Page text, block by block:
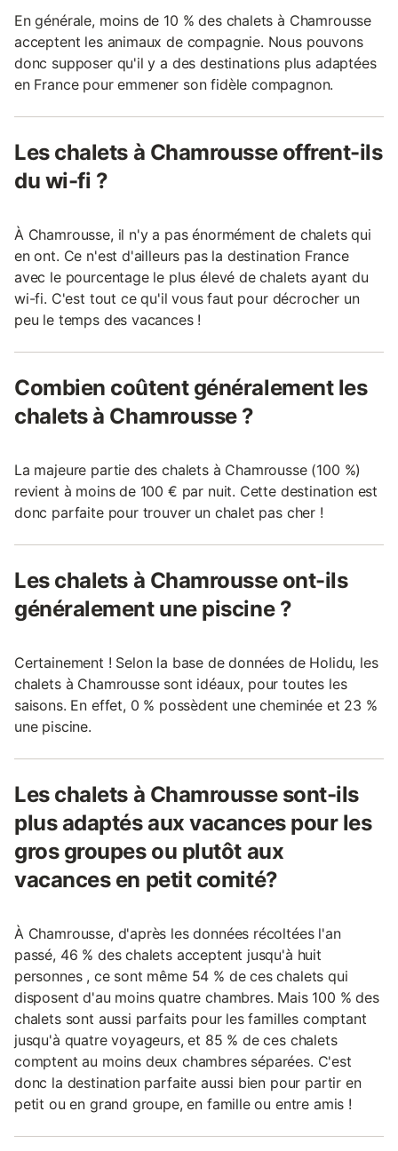
En générale, moins de 10 % des chalets à Chamrousse
acceptent les animaux de compagnie. Nous pouvons
donc supposer qu'il y a des destinations plus adaptées
en France pour emmener son fidèle compagnon.
Les chalets à Chamrousse offrent-ils
du wi-fi ?
À Chamrousse, il n'y a pas énormément de chalets qui
en ont. Ce n'est d'ailleurs pas la destination France
avec le pourcentage le plus élevé de chalets ayant du
wi-fi. C'est tout ce qu'il vous faut pour décrocher un
peu le temps des vacances !
Combien coûtent généralement les
chalets à Chamrousse ?
La majeure partie des chalets à Chamrousse (100 %)
revient à moins de 100 € par nuit. Cette destination est
donc parfaite pour trouver un chalet pas cher !
Les chalets à Chamrousse ont-ils
généralement une piscine ?
Certainement ! Selon la base de données de Holidu, les
chalets à Chamrousse sont idéaux, pour toutes les
saisons. En effet, 0 % possèdent une cheminée et 23 %
une piscine.
Les chalets à Chamrousse sont-ils
plus adaptés aux vacances pour les
gros groupes ou plutôt aux
vacances en petit comité?
À Chamrousse, d'après les données récoltées l'an
passé, 46 % des chalets acceptent jusqu'à huit
personnes , ce sont même 54 % de ces chalets qui
disposent d'au moins quatre chambres. Mais 100 % des
chalets sont aussi parfaits pour les familles comptant
jusqu'à quatre voyageurs, et 85 % de ces chalets
comptent au moins deux chambres séparées. C'est
donc la destination parfaite aussi bien pour partir en
petit ou en grand groupe, en famille ou entre amis !